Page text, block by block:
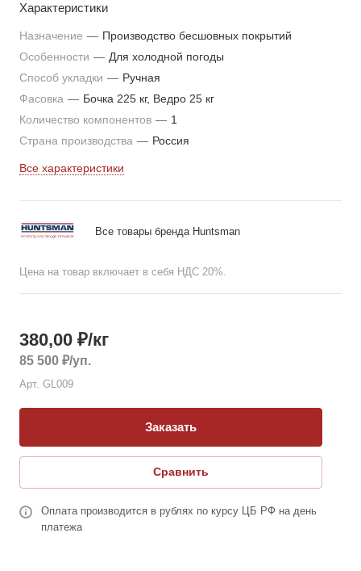
Характеристики
Назначение — Производство бесшовных покрытий
Особенности — Для холодной погоды
Способ укладки — Ручная
Фасовка — Бочка 225 кг, Ведро 25 кг
Количество компонентов — 1
Страна производства — Россия
Все характеристики
Все товары бренда Huntsman
Цена на товар включает в себя НДС 20%.
380,00 ₽/кг
85 500 ₽/уп.
Арт. GL009
Заказать
Сравнить
Оплата производится в рублях по курсу ЦБ РФ на день
платежа